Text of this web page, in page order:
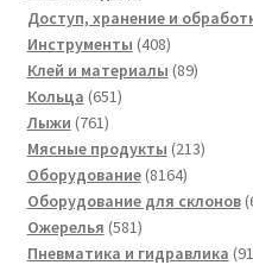
товаров
Доступ, хранение и
Инструменты 408408
товаров
Клей и материалы 8989
Кольца 651651
Лыжи 761761
товар
Мясные продукты 213213
Оборудование 81648164
товара
Оборудование для склонов
Ожерелья 581581
товар
Пневматика и гидравлика